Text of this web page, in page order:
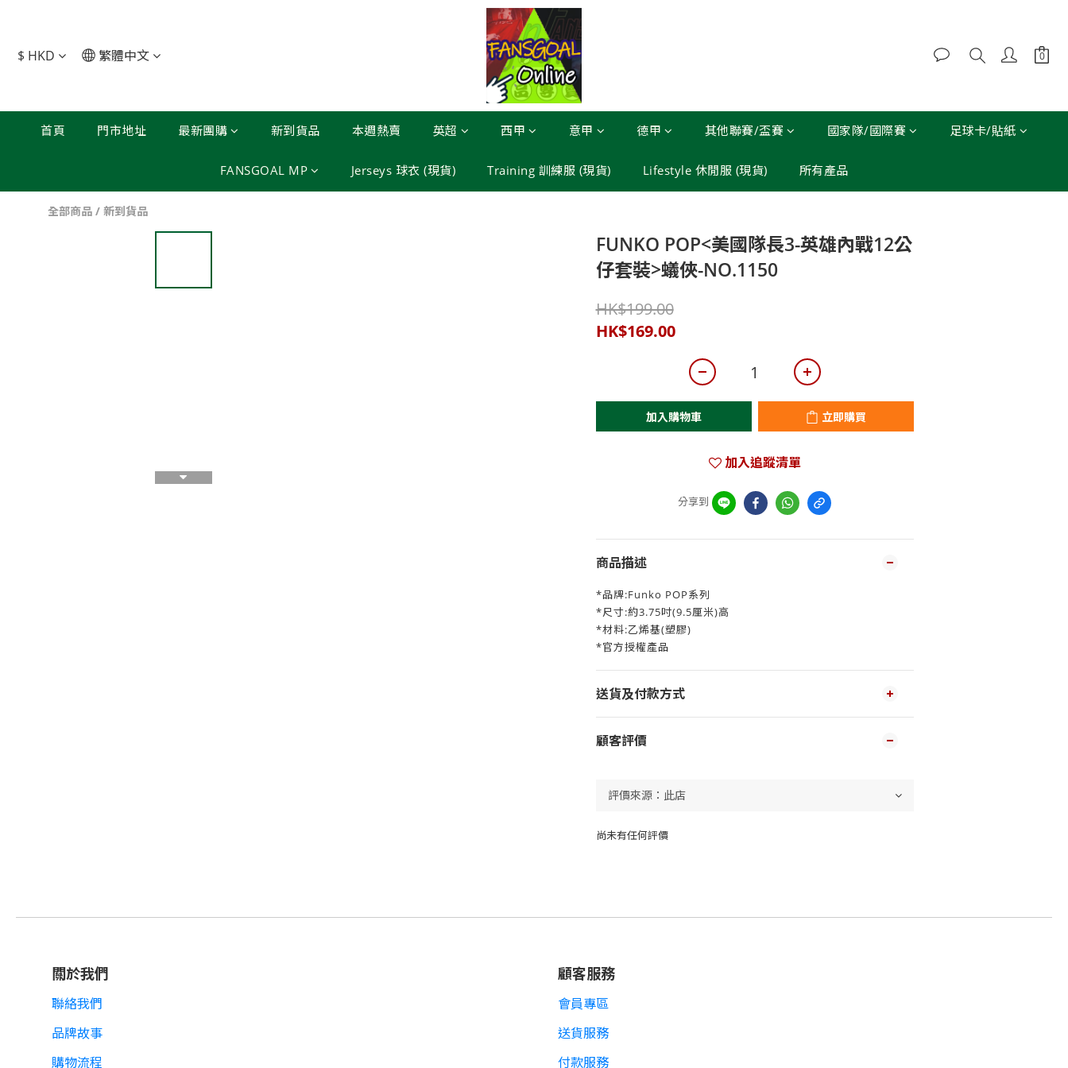
$ HKD 繁體中文
首頁 門市地址 最新團購 新到貨品 本週熱賣 英超 西甲 意甲 德甲 其他聯賽/盃賽 國家隊/國際賽 足球卡/貼紙
FANSGOAL MP Jerseys 球衣 (現貨) Training 訓練服 (現貨) Lifestyle 休閒服 (現貨) 所有產品
全部商品 / 新到貨品
FUNKO POP<美國隊長3-英雄內戰12公
仔套裝>蟻俠-NO.1150
HK$199.00
HK$169.00
加入購物車 立即購買
加入追蹤清單
分享到
商品描述
*品牌:Funko POP系列
*尺寸:約3.75吋(9.5厘米)高
*材料:乙烯基(塑膠)
*官方授權產品
送貨及付款方式
顧客評價
尚未有任何評價
關於我們
聯絡我們
品牌故事
購物流程
顧客服務
會員專區
送貨服務
付款服務